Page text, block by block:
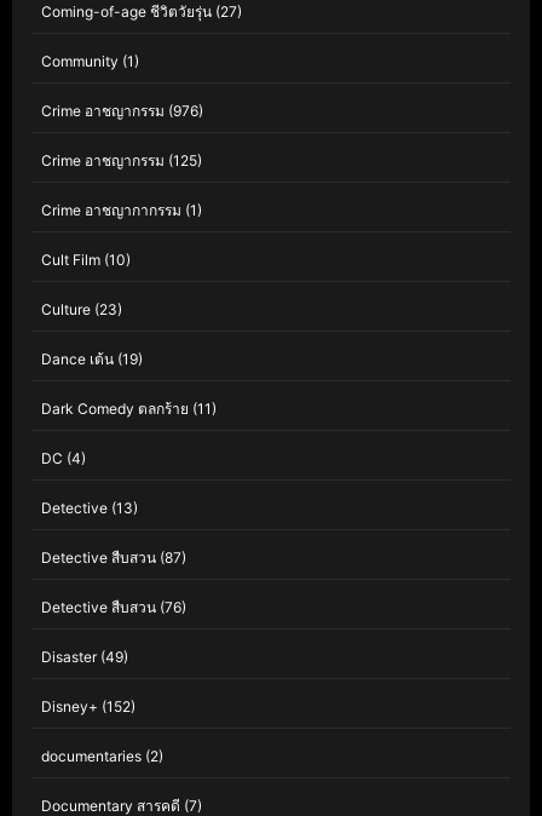
Coming-of-age ชีวิตวัยรุ่น (27)
Community (1)
Crime อาชญากรรม (976)
Crime อาชญากรรม (125)
Crime อาชญากากรรม (1)
Cult Film (10)
Culture (23)
Dance เต้น (19)
Dark Comedy ตลกร้าย (11)
DC (4)
Detective (13)
Detective สืบสวน (87)
Detective สืบสวน (76)
Disaster(49)
Disney+ (152)
documentaries (2)
Documentary สารคดี (7)